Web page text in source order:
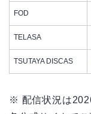
FOD
TELASA
TSUTAYA DISCAS
※ 配信状況は